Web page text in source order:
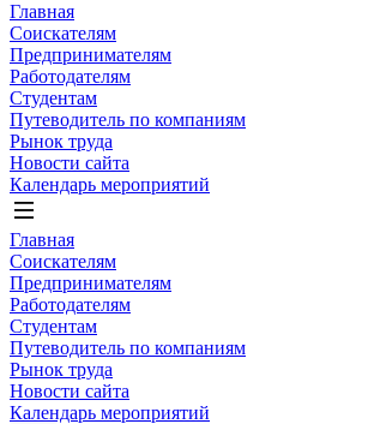
Главная
Соискателям
Предпринимателям
Работодателям
Студентам
Путеводитель по компаниям
Рынок труда
Новости сайта
Календарь мероприятий
Главная
Соискателям
Предпринимателям
Работодателям
Студентам
Путеводитель по компаниям
Рынок труда
Новости сайта
Календарь мероприятий